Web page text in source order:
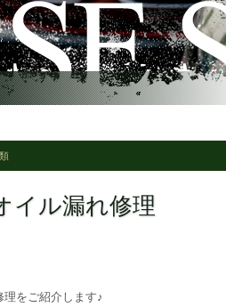
イル漏れ修理
をご紹介します♪